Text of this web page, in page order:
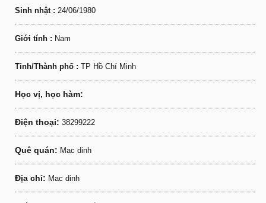
Sinh nhật : 24/06/1980
Giới tính : Nam
Tỉnh/Thành phố : TP Hồ Chí Minh
Học vị, học hàm:
Điện thoại: 38299222
Quê quán: Mac dinh
Địa chỉ: Mac dinh